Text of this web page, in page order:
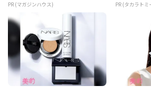
PR (マガジンハウス) PR (タカラト